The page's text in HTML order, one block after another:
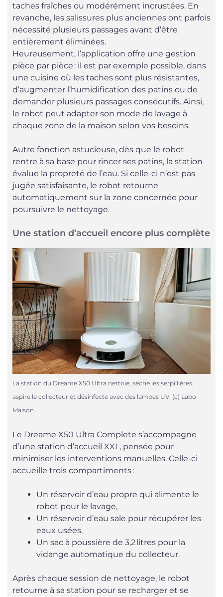
taches fraîches ou modérément incrustées. En
revanche, les salissures plus anciennes ont parfois
nécessité plusieurs passages avant d’être
entièrement éliminées.
Heureusement, l’application offre une gestion
pièce par pièce : il est par exemple possible, dans
une cuisine où les taches sont plus résistantes,
d’augmenter l’humidification des patins ou de
demander plusieurs passages consécutifs. Ainsi,
le robot peut adapter son mode de lavage à
chaque zone de la maison selon vos besoins.
Autre fonction astucieuse, dès que le robot
rentre à sa base pour rincer ses patins, la station
évalue la propreté de l’eau. Si celle-ci n’est pas
jugée satisfaisante, le robot retourne
automatiquement sur la zone concernée pour
poursuivre le nettoyage.
Une station d’accueil encore plus complète
La station du Dreame X50 Ultra nettoie, sèche les serpillières,
aspire le collecteur et désinfecte avec des lampes UV. (c) Labo
Maison
Le Dreame X50 Ultra Complete s’accompagne
d’une station d’accueil XXL, pensée pour
minimiser les interventions manuelles. Celle-ci
accueille trois compartiments :
Un réservoir d’eau propre qui alimente le
robot pour le lavage,
Un réservoir d’eau sale pour récupérer les
eaux usées,
Un sac à poussière de 3,2 litres pour la
vidange automatique du collecteur.
Après chaque session de nettoyage, le robot
retourne à sa station pour se recharger et se